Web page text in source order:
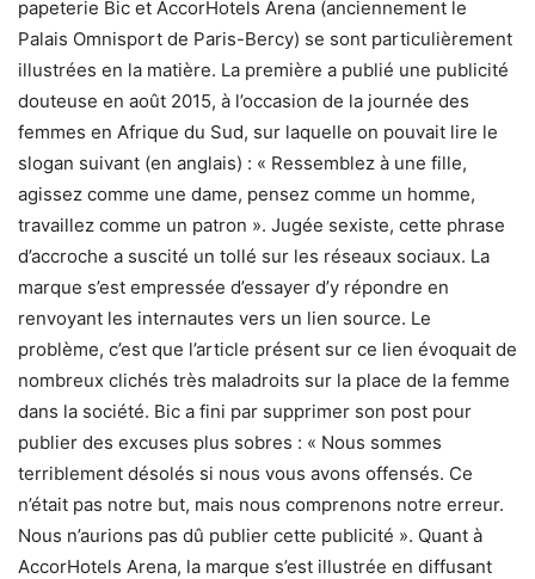
papeterie Bic et AccorHotels Arena (anciennement le
Palais Omnisport de Paris-Bercy) se sont particulièrement
illustrées en la matière. La première a publié une publicité
douteuse en août 2015, à l’occasion de la journée des
femmes en Afrique du Sud, sur laquelle on pouvait lire le
slogan suivant (en anglais) : « Ressemblez à une fille,
agissez comme une dame, pensez comme un homme,
travaillez comme un patron ». Jugée sexiste, cette phrase
d’accroche a suscité un tollé sur les réseaux sociaux. La
marque s’est empressée d’essayer d’y répondre en
renvoyant les internautes vers un lien source. Le
problème, c’est que l’article présent sur ce lien évoquait de
nombreux clichés très maladroits sur la place de la femme
dans la société. Bic a fini par supprimer son post pour
publier des excuses plus sobres : « Nous sommes
terriblement désolés si nous vous avons offensés. Ce
n’était pas notre but, mais nous comprenons notre erreur.
Nous n’aurions pas dû publier cette publicité ». Quant à
AccorHotels Arena, la marque s’est illustrée en diffusant